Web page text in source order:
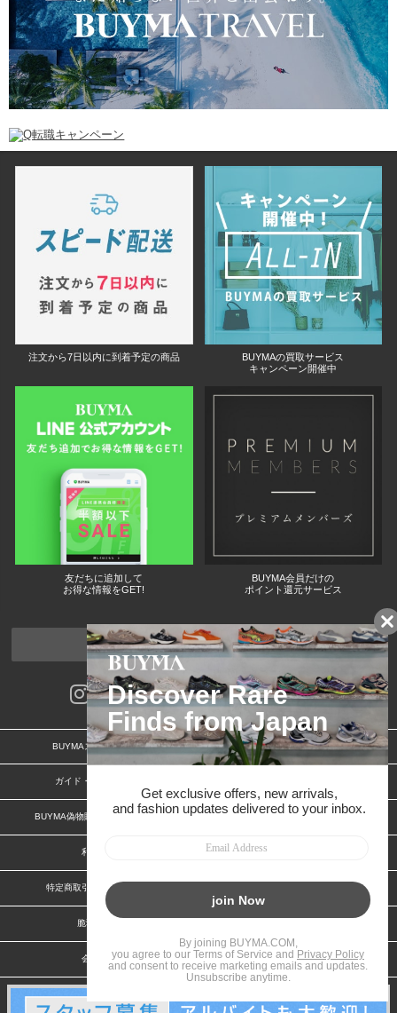
注文から7日以内に到着予定の商品
BUYMAの買取サービス
キャンペーン開催中
友だちに追加して
お得な情報をGET!
BUYMA会員だけの
ポイント還元サービス
ページトップへ
BUYMAスタートガイド 安心への取り組み
ガイド・お問い合わせ
BUYMA偽物販売防止の取り組み BUYMA CARD
利用規約
特定商取引法に関する表記
脆弱性報告
会社案内 スタッフ募集